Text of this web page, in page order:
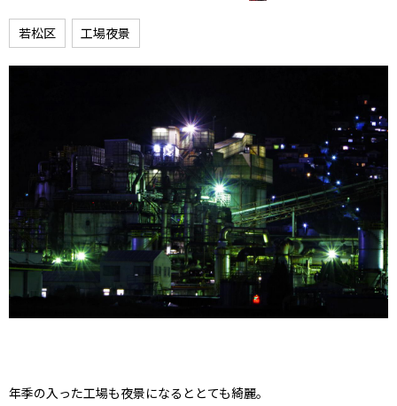
若松区 工場夜景
年季の入った工場も夜景になるととても綺麗。